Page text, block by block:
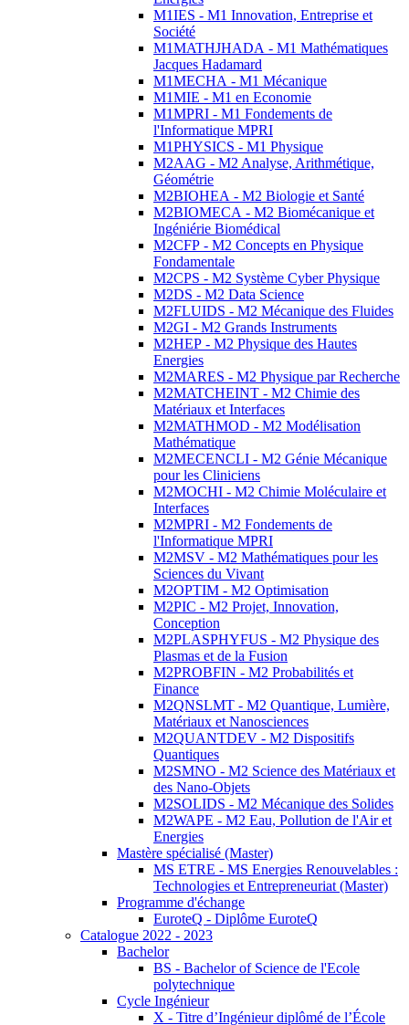
M1IES - M1 Innovation, Entreprise et
Société
M1MATHJHADA - M1 Mathématiques
Jacques Hadamard
M1MECHA - M1 Mécanique
M1MIE - M1 en Economie
M1MPRI - M1 Fondements de
l'Informatique MPRI
M1PHYSICS - M1 Physique
M2AAG - M2 Analyse, Arithmétique,
Géométrie
M2BIOHEA - M2 Biologie et Santé
M2BIOMECA - M2 Biomécanique et
Ingéniérie Biomédical
M2CFP - M2 Concepts en Physique
Fondamentale
M2CPS - M2 Système Cyber Physique
M2DS - M2 Data Science
M2FLUIDS - M2 Mécanique des Fluides
M2GI - M2 Grands Instruments
M2HEP - M2 Physique des Hautes
Energies
M2MARES - M2 Physique par Recherche
M2MATCHEINT - M2 Chimie des
Matériaux et Interfaces
M2MATHMOD - M2 Modélisation
Mathématique
M2MECENCLI - M2 Génie Mécanique
pour les Cliniciens
M2MOCHI - M2 Chimie Moléculaire et
Interfaces
M2MPRI - M2 Fondements de
l'Informatique MPRI
M2MSV - M2 Mathématiques pour les
Sciences du Vivant
M2OPTIM - M2 Optimisation
M2PIC - M2 Projet, Innovation,
Conception
M2PLASPHYFUS - M2 Physique des
Plasmas et de la Fusion
M2PROBFIN - M2 Probabilités et
Finance
M2QNSLMT - M2 Quantique, Lumière,
Matériaux et Nanosciences
M2QUANTDEV - M2 Dispositifs
Quantiques
M2SMNO - M2 Science des Matériaux et
des Nano-Objets
M2SOLIDS - M2 Mécanique des Solides
M2WAPE - M2 Eau, Pollution de l'Air et
Energies
Mastère spécialisé (Master)
MS ETRE - MS Energies Renouvelables :
Technologies et Entrepreneuriat (Master)
Programme d'échange
EuroteQ - Diplôme EuroteQ
Catalogue 2022 - 2023
Bachelor
BS - Bachelor of Science de l'Ecole
polytechnique
Cycle Ingénieur
X - Titre d’Ingénieur diplômé de l’École